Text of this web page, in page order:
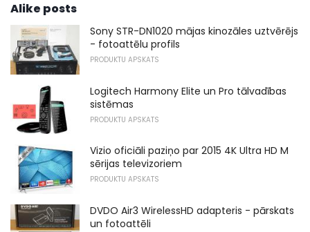
Alike posts
Sony STR-DN1020 mājas kinozāles uztvērējs
- fotoattēlu profils
PRODUKTU APSKATS
Logitech Harmony Elite un Pro tālvadības
sistēmas
PRODUKTU APSKATS
Vizio oficiāli paziņo par 2015 4K Ultra HD M
sērijas televizoriem
PRODUKTU APSKATS
DVDO Air3 WirelessHD adapteris - pārskats
un fotoattēli